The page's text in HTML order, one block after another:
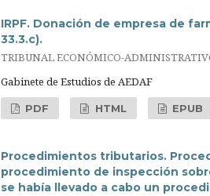
IRPF. Donación de empresa de
33.3.c).
TRIBUNAL ECONÓMICO-
Gabinete de Estudios de AEDAF
PDF HTML EPUB
Procedimientos tributarios.
procedimiento de inspección
se había llevado a cabo un